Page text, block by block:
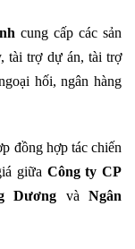
cung cấp các sản
tài trợ dự án, tài trợ
hối, ngân hàng
đồng hợp tác chiến
giữa Công ty CP
Dương và Ngân